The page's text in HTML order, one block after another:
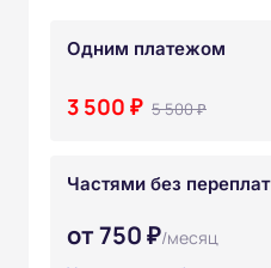
Одним платежом
3 500 ₽ 5 500 ₽
Частями без переплат
от 750 ₽/месяц